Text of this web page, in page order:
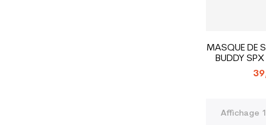
MASQUE DE
BUDDY SPX
Affichage